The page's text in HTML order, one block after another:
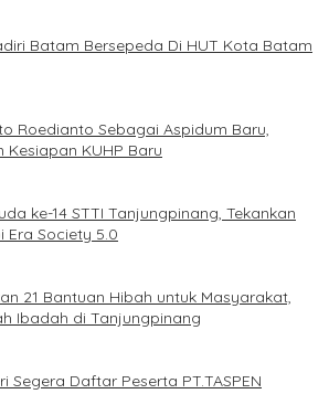
Batam Bersepeda Di HUT Kota Batam
Roedianto Sebagai Aspidum Baru,
KUHP Baru
ke-14 STTI Tanjungpinang, Tekankan
Era Society 5.0
21 Bantuan Hibah untuk Masyarakat,
Ibadah di Tanjungpinang
Segera Daftar Peserta PT.TASPEN